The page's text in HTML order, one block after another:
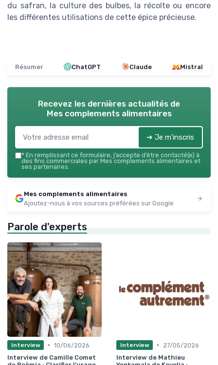
du safran, la culture des bulbes, la récolte ou encore
les différentes utilisations de cette épice précieuse.
Résumer ChatGPT Claude Mistral
Recevez les dernières actualités de
Mes complements alimentaires
➔ Je m'inscris
* En remplissant ce formulaire, j’accepte d’être contacté(e) à
des fins commerciales par Mes complements alimentaires et
ses partenaires.
Mes complements alimentaires
Ajoutez-nous à vos sources préférées sur Google
Parole d'experts
Interview • 10/06/2026
Interview de Camille Comet
Interview •
27/05/2026
Interview de Mathieu